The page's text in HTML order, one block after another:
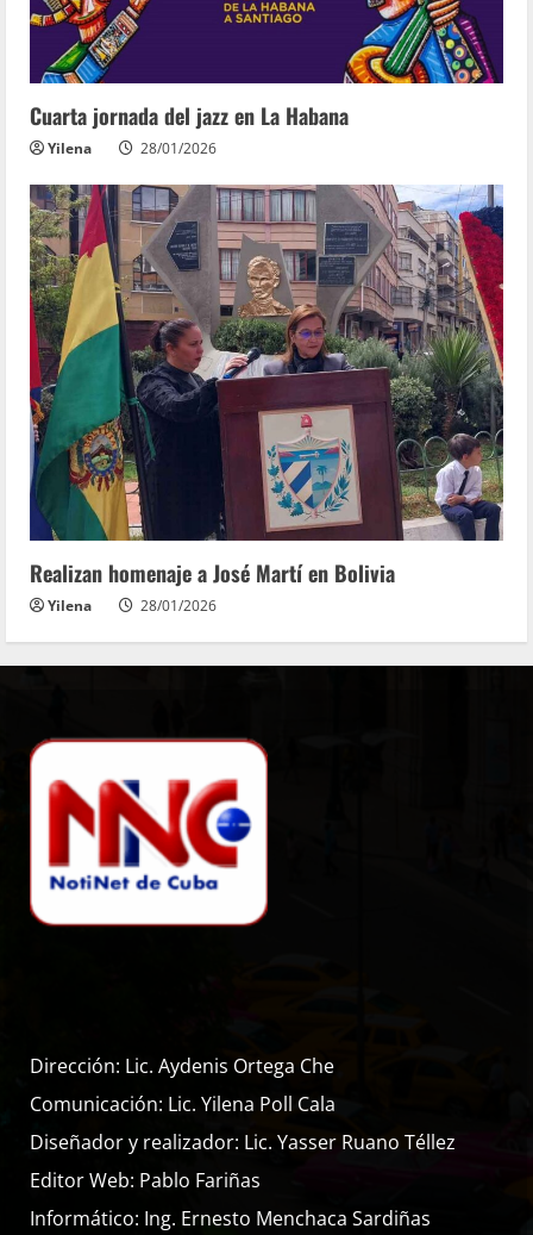
Cuarta jornada del jazz en La Habana
Yilena 28/01/2026
Realizan homenaje a José Martí en Bolivia
Yilena 28/01/2026
Dirección: Lic. Aydenis Ortega Che
Comunicación: Lic. Yilena Poll Cala
Diseñador y realizador: Lic. Yasser Ruano Téllez
Editor Web: Pablo Fariñas
Informático: Ing. Ernesto Menchaca Sardiñas